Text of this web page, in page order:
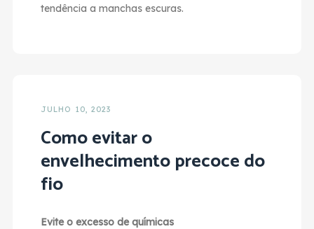
tendência a manchas escuras.
JULHO 10, 2023
Como evitar o
envelhecimento precoce do
fio
Evite o excesso de químicas